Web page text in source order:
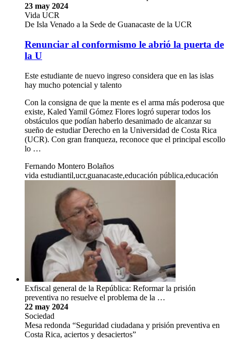
23 may 2024
Vida UCR
De Isla Venado a la Sede de Guanacaste de la UCR
Renunciar al conformismo le abrió la puerta de
la U
Este estudiante de nuevo ingreso considera que en las islas
hay mucho potencial y talento
Con la consigna de que la mente es el arma más poderosa que
existe, Kaled Yamil Gómez Flores logró superar todos los
obstáculos que podían haberlo desanimado de alcanzar su
sueño de estudiar Derecho en la Universidad de Costa Rica
(UCR). Con gran franqueza, reconoce que el principal escollo
lo …
Fernando Montero Bolaños
vida estudiantil,ucr,guanacaste,educación pública,educación
Exfiscal general de la República: Reformar la prisión
preventiva no resuelve el problema de la …
22 may 2024
Sociedad
Mesa redonda “Seguridad ciudadana y prisión preventiva en
Costa Rica, aciertos y desaciertos”